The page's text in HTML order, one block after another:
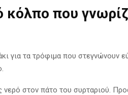
κόλπο που
για τα τρόφιμα που στεγνώνουν
νερό στον πάτο του συρταριού.